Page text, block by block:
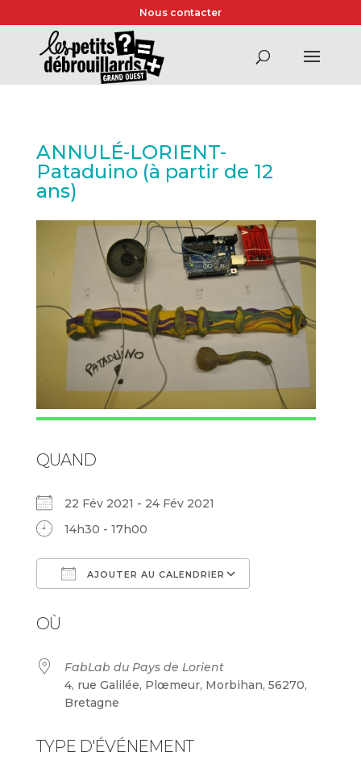
Nous contacter
ANNULÉ-LORIENT-
Pataduino (à partir de 12
ans)
QUAND
22 Fév 2021 - 24 Fév 2021
14h30 - 17h00
AJOUTER AU CALENDRIER
OÙ
FabLab du Pays de Lorient
4, rue Galilée, Plœmeur, Morbihan, 56270,
Bretagne
TYPE D'ÉVÉNEMENT